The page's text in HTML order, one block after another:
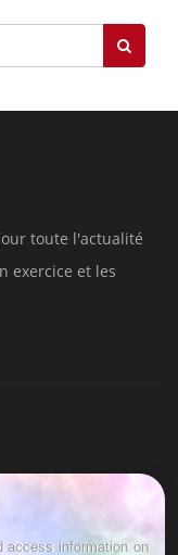
toute l'actualité
exercice et les
access information on